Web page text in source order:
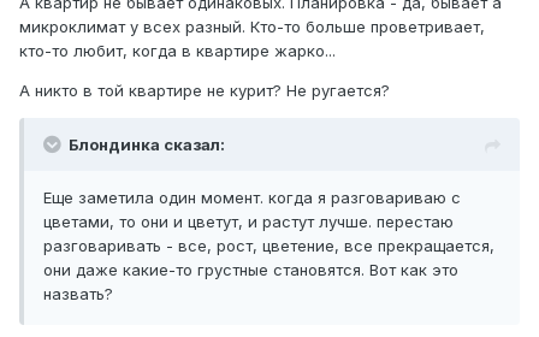
микроклимат у всех разный. Кто-то больше проветривает,
кто-то любит, когда в квартире жарко...
А никто в той квартире не курит? Не ругается?
Блондинка сказал:
Еще заметила один момент. когда я разговариваю с
цветами, то они и цветут, и растут лучше. перестаю
разговаривать - все, рост, цветение, все прекращается,
они даже какие-то грустные становятся. Вот как это
назвать?